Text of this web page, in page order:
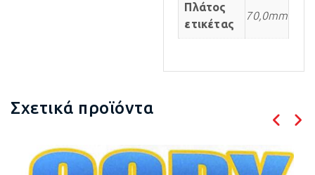
Πλάτος
ετικέτας
70,0mm
Σχετικά προϊόντα